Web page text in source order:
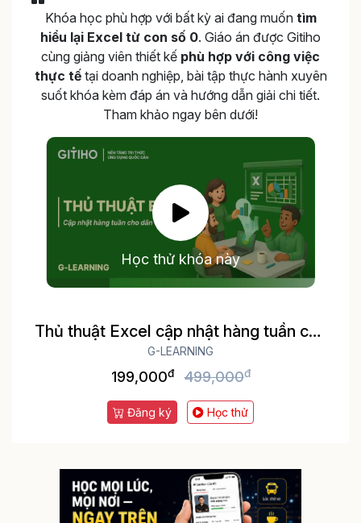
Khóa học phù hợp với bất kỳ ai đang muốn tìm
hiểu lại Excel từ con số 0. Giáo án được Gitiho
cùng giảng viên thiết kế phù hợp với công việc
thực tếtại doanh nghiệp, bài tập thực hành xuyên
suốt khóa kèm đáp án và hướng dẫn giải chi tiết.
Tham khảo ngay bên dưới!
Học thử khóa này
Thủ thuật Excel cập nhật hàng tuần cho
dân văn phòng
G-LEARNING
199,000đ 499,000đ
Đăng ký Học thử